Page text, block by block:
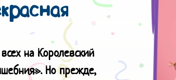
на Королевский
Но прежде,